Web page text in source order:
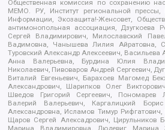
Общественная комиссия по сохранению
МЕМО. РУ, Институт региональной прессы,
Информации, Экозащита!-Женсовет,
антимонопольная ассоциация, Дзугкоева
Сергей Владимирович, Милославский
Вадимовна, Чанышева Лилия Айратовна,
Туровский Александр Алексеевич, Васильева
Анна Валерьевна, Бурдина Юлия
Николаевич, Пивоваров Андрей Сергеевич,
Виталий Евгеньевич, Барахоев Магомед
Александрович, Шарипков Олег
Шведов Григорий Сергеевич, Пономарев
Валерий Валерьевич, Каргалицкий
Александровна, Исламов Тимур
Щаров Сергей Алексадрович, Цирульников
Марина Владимировна, Людевиг Марина